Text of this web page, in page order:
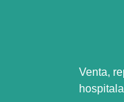
Venta,